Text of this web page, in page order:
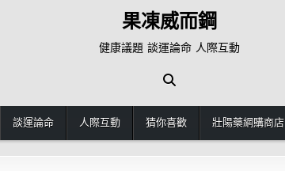
果凍威而鋼
健康議題 談運論命 人際互動
談運論命 人際互動 猜你喜歡 壯陽藥網購商店